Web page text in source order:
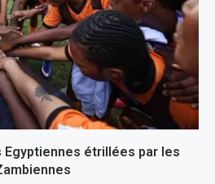
Egyptiennes étrillées par les